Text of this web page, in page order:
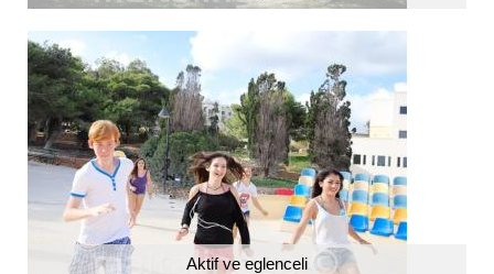
Aktif ve eglenceli